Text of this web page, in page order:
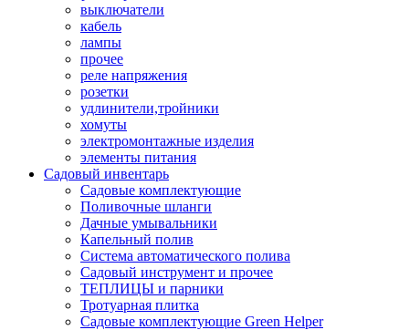
выключатели
кабель
лампы
прочее
реле напряжения
розетки
удлинители,тройники
хомуты
электромонтажные изделия
элементы питания
Садовый инвентарь
Садовые комплектующие
Поливочные шланги
Дачные умывальники
Капельный полив
Система автоматического полива
Садовый инструмент и прочее
ТЕПЛИЦЫ и парники
Тротуарная плитка
Садовые комплектующие Green Helper